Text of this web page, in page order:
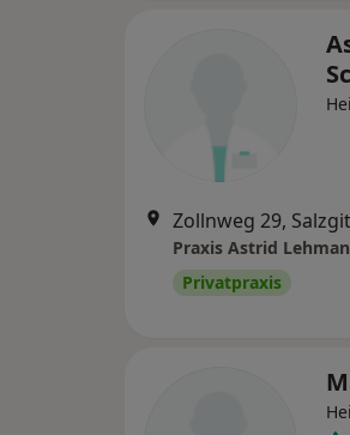
Zollnweg 29,
Praxis Astrid
Privatpraxis